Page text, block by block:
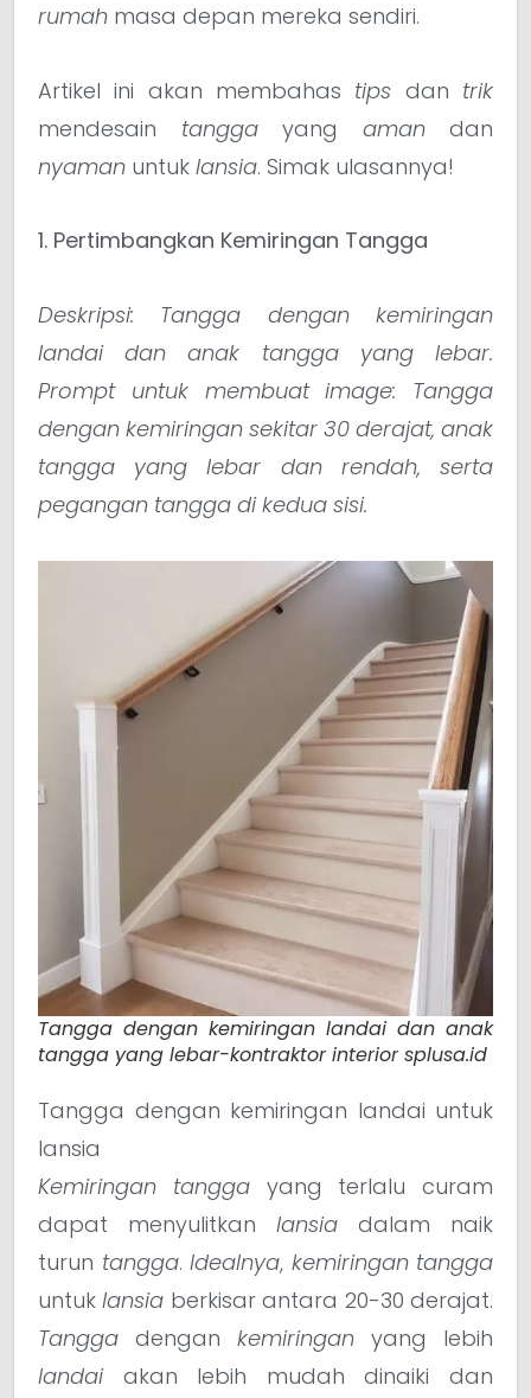
rumah masa depan mereka sendiri.
Artikel ini akan membahas tips dan trik
mendesain tanggayang amandan
nyaman untuk lansia. Simak ulasannya!
1. Pertimbangkan Kemiringan Tangga
Deskripsi: Tangga dengan kemiringan
landai dan anak tangga yang lebar.
Prompt untuk membuat image: Tangga
dengan kemiringan sekitar 30 derajat, anak
tangga yang lebar dan rendah, serta
pegangan tangga di kedua sisi.
Tangga dengan kemiringan landai dan anak
tangga yang lebar-kontraktor interior splusa.id
Tangga dengan kemiringan landai untuk
lansia
Kemiringan tanggayang terlalu curam
dapat menyulitkan lansia dalam naik
turun tangga. Idealnya, kemiringan tangga
untuklansia berkisar antara 20-30 derajat.
Tangga dengan kemiringan yang lebih
landaiakan lebih mudah dinaiki dan